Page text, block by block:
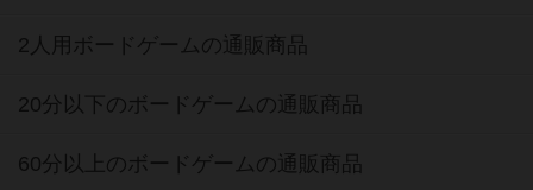
2人用ボードゲームの通販商品
20分以下のボードゲームの通販商品
60分以上のボードゲームの通販商品